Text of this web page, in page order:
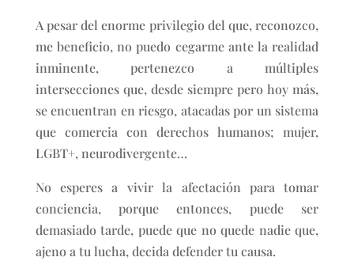
A pesar del enorme privilegio del que, reconozco,
me beneficio, no puedo cegarme ante la realidad
inminente, pertenezco a múltiples
intersecciones que, desde siempre pero hoy más,
se encuentran en riesgo, atacadas por un sistema
que comercia con derechos humanos; mujer,
LGBT+, neurodivergente…
No esperes a vivir la afectación para tomar
conciencia, porque entonces, puede ser
demasiado tarde, puede que no quede nadie que,
ajeno a tu lucha, decida defender tu causa.